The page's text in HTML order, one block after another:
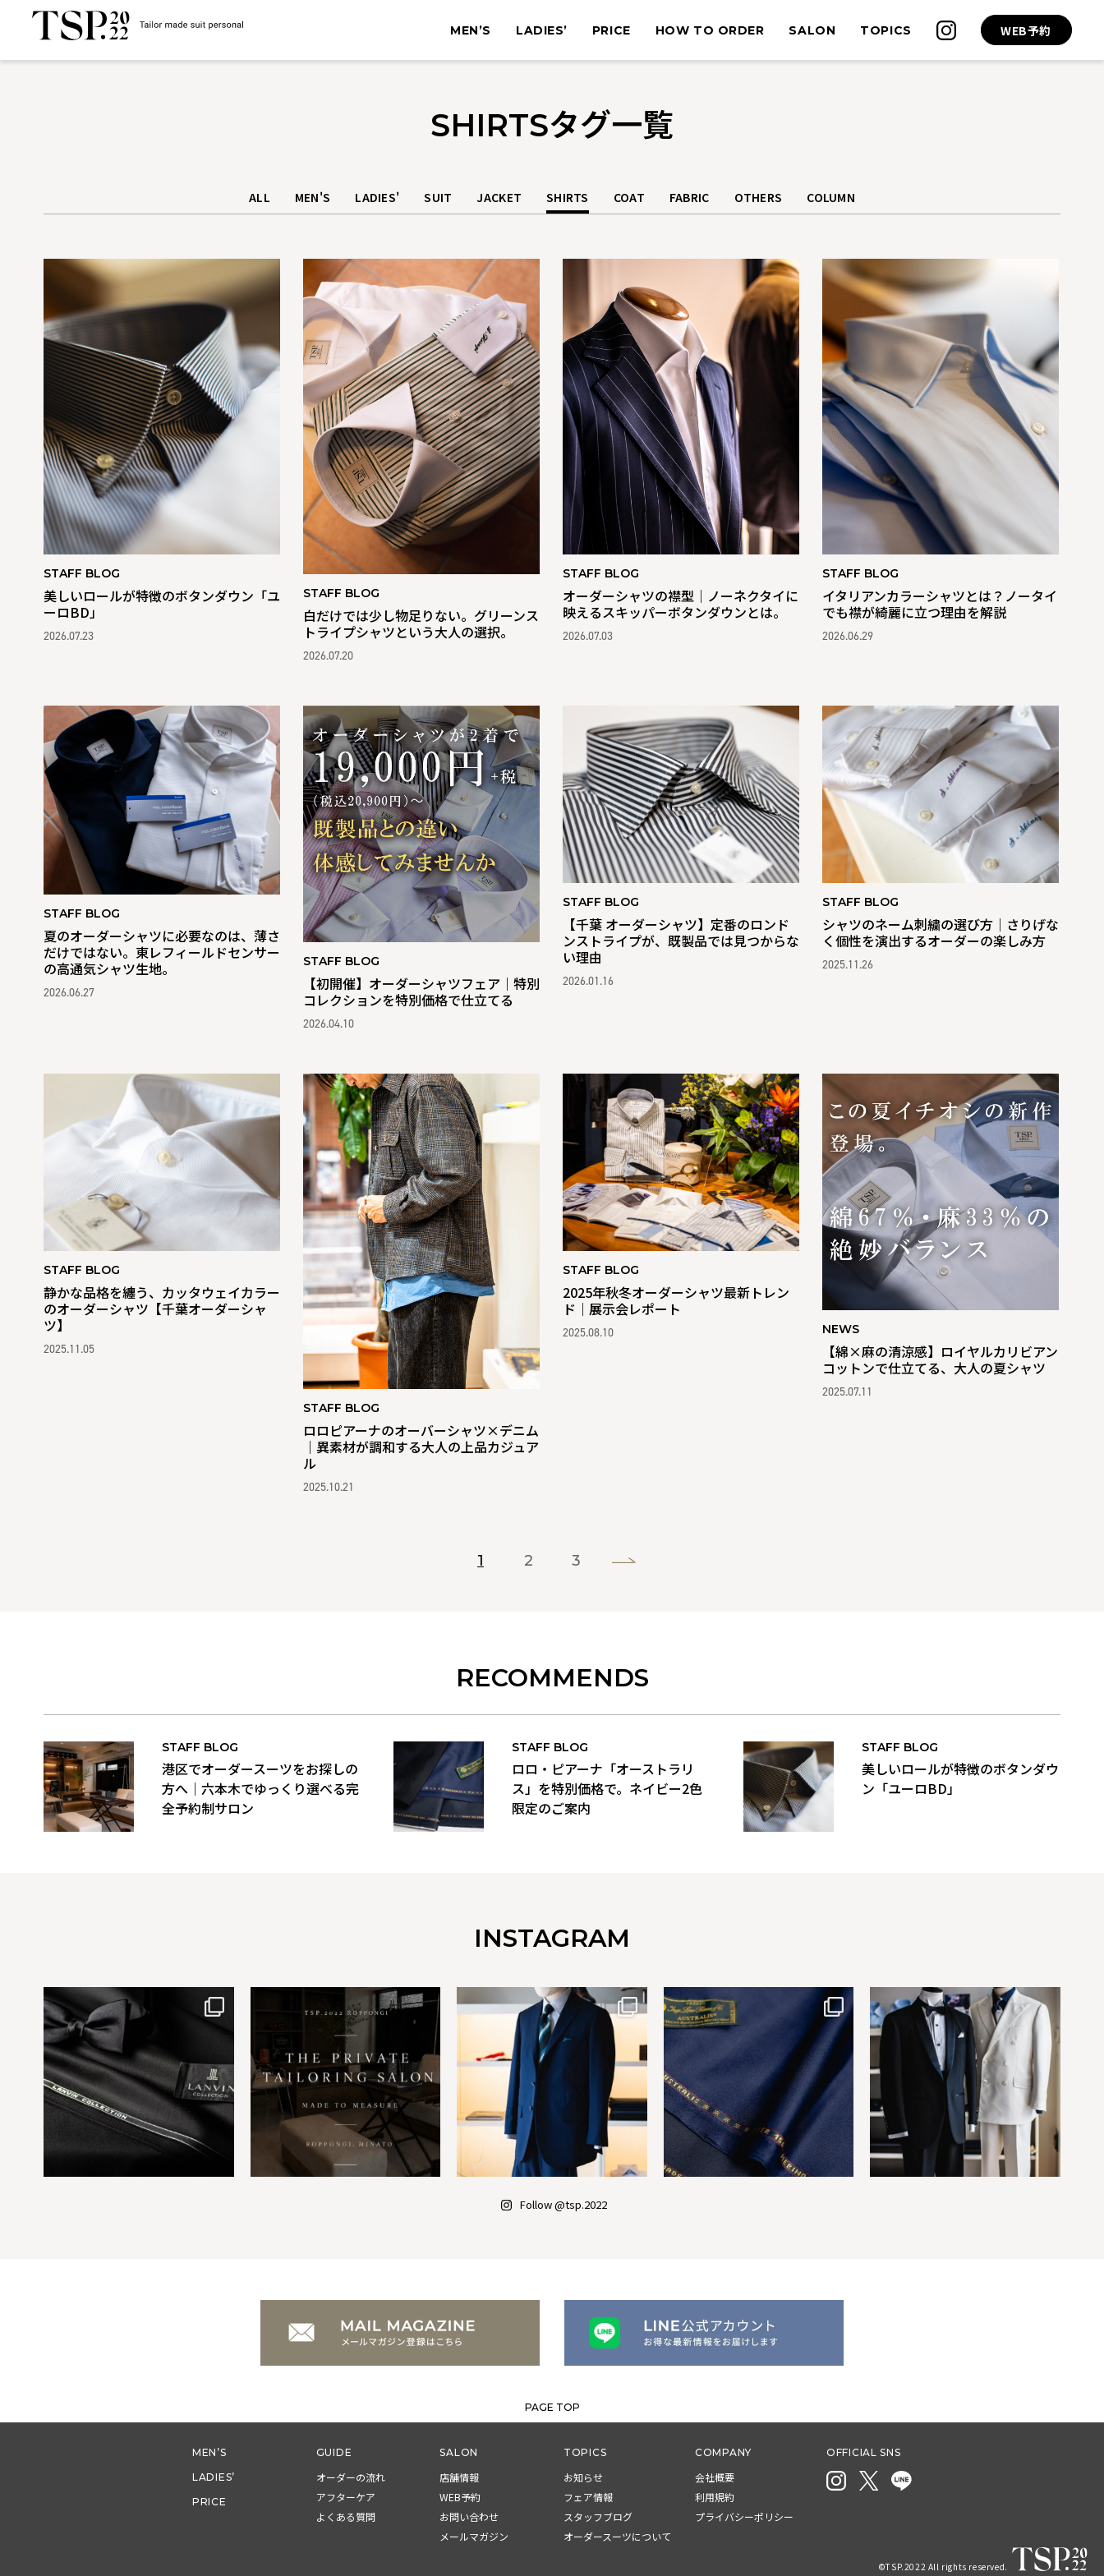
MEN’S LADIES’ PRICE HOW TO ORDER SALON TOPICS WEB予約
SHIRTSタグ一覧
ALL MEN'S LADIES' SUIT JACKET SHIRTS COAT FABRIC OTHERS COLUMN
STAFF BLOG
美しいロールが特徴のボタンダウン「ユ
ーロBD」
2026.07.23
STAFF BLOG
白だけでは少し物足りない。グリーンス
トライプシャツという大人の選択。
2026.07.20
STAFF BLOG
オーダーシャツの襟型｜ノーネクタイに
映えるスキッパーボタンダウンとは。
2026.07.03
STAFF BLOG
イタリアンカラーシャツとは？ノータイ
でも襟が綺麗に立つ理由を解説
2026.06.29
STAFF BLOG
夏のオーダーシャツに必要なのは、薄さ
だけではない。東レフィールドセンサー
の高通気シャツ生地。
2026.06.27
STAFF BLOG
【初開催】オーダーシャツフェア｜特別
コレクションを特別価格で仕立てる
2026.04.10
STAFF BLOG
【千葉 オーダーシャツ】定番のロンド
ンストライプが、既製品では見つからな
い理由
2026.01.16
STAFF BLOG
シャツのネーム刺繍の選び方｜さりげな
く個性を演出するオーダーの楽しみ方
2025.11.26
STAFF BLOG
静かな品格を纏う、カッタウェイカラー
のオーダーシャツ【千葉オーダーシャ
ツ】
2025.11.05
STAFF BLOG
ロロピアーナのオーバーシャツ×デニム
｜異素材が調和する大人の上品カジュア
ル
2025.10.21
STAFF BLOG
2025年秋冬オーダーシャツ最新トレン
ド｜展示会レポート
2025.08.10 NEWS
【綿×麻の清涼感】ロイヤルカリビアン
コットンで仕立てる、大人の夏シャツ
2025.07.11
1 2 3
RECOMMENDS
STAFF BLOG
港区でオーダースーツをお探しの
方へ｜六本木でゆっくり選べる完
全予約制サロン
STAFF BLOG
ロロ・ピアーナ「オーストラリ
ス」を特別価格で。ネイビー2色
限定のご案内
STAFF BLOG
美しいロールが特徴のボタンダウ
ン「ユーロBD」
INSTAGRAM
Follow @tsp.2022
PAGE TOP
MEN’S
LADIES’
PRICE
GUIDE
オーダーの流れ
アフターケア
よくある質問
SALON
店舗情報
WEB予約
お問い合わせ
メールマガジン
TOPICS
お知らせ
フェア情報
スタッフブログ
オーダースーツについて
COMPANY
会社概要
利用規約
プライバシーポリシー
OFFICIAL SNS
©TSP.2022 All rights reserved.